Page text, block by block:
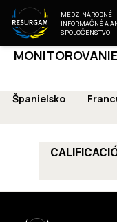
MEDZINÁRODNÉ
INFORMAČNÉ A
SPOLOČENSTVO
Španielsko